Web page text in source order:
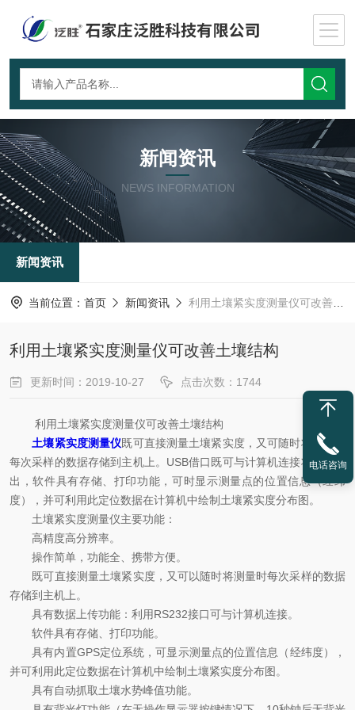
新闻资讯
NEWS INFORMATION
新闻资讯
当前位置： 首页 新闻资讯 利用土壤紧实度测量仪可改善土壤结构
利用土壤紧实度测量仪可改善土壤结构
更新时间：2019-10-27 点击次数：1744
利用土壤紧实度测量仪可改善土壤结构
土壤紧实度测量仪既可直接测量土壤紧实度，又可随时将测量时
每次采样的数据存储到主机上。USB借口既可与计算机连接将数据导
出，软件具有存储、打印功能，可时显示测量点的位置信息（经纬
度），并可利用此定位数据在计算机中绘制土壤紧实度分布图。
土壤紧实度测量仪主要功能：
高精度高分辨率。
操作简单，功能全、携带方便。
既可直接测量土壤紧实度，又可以随时将测量时每次采样的数据
存储到主机上。
具有数据上传功能：利用RS232接口可与计算机连接。
软件具有存储、打印功能。
具有内置GPS定位系统，可显示测量点的位置信息（经纬度），
并可利用此定位数据在计算机中绘制土壤紧实度分布图。
具有自动抓取土壤水势峰值功能。
电话咨询